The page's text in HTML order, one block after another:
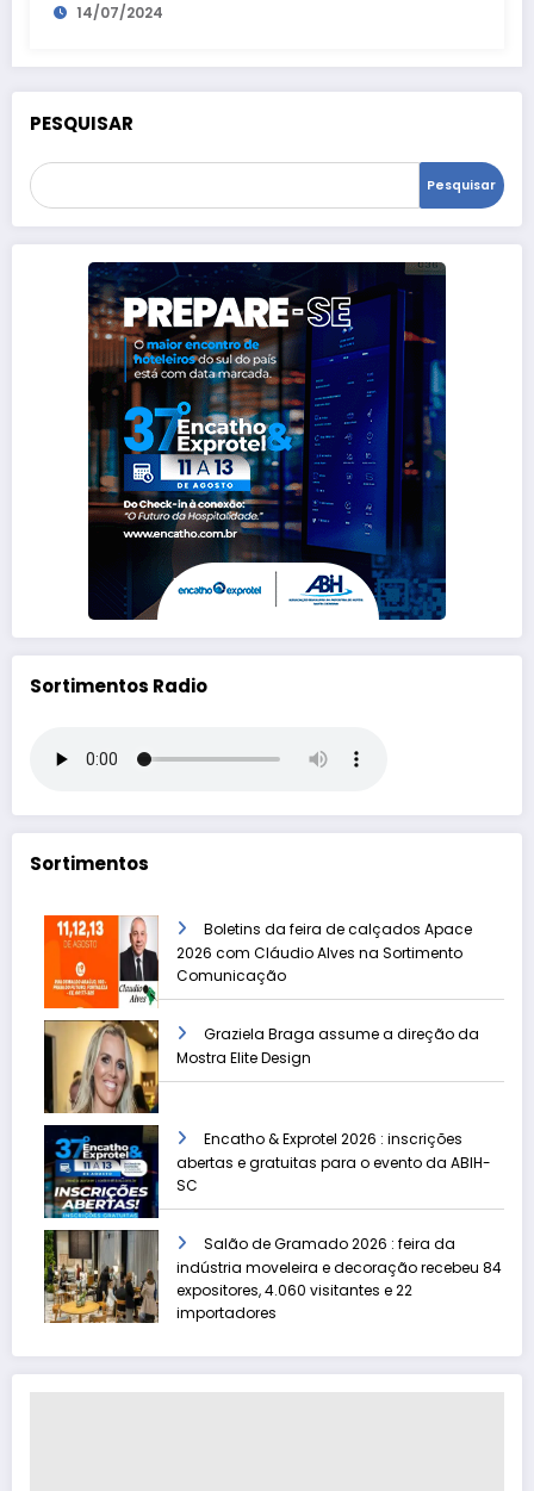
14/07/2024
PESQUISAR
Pesquisar
Sortimentos Radio
Sortimentos
Boletins da feira de calçados Apace
2026 com Cláudio Alves na Sortimento
Comunicação
Graziela Braga assume a direção da
Mostra Elite Design
Encatho & Exprotel 2026 : inscrições
abertas e gratuitas para o evento da ABIH-
SC
Salão de Gramado 2026 : feira da
indústria moveleira e decoração recebeu 84
expositores, 4.060 visitantes e 22
importadores